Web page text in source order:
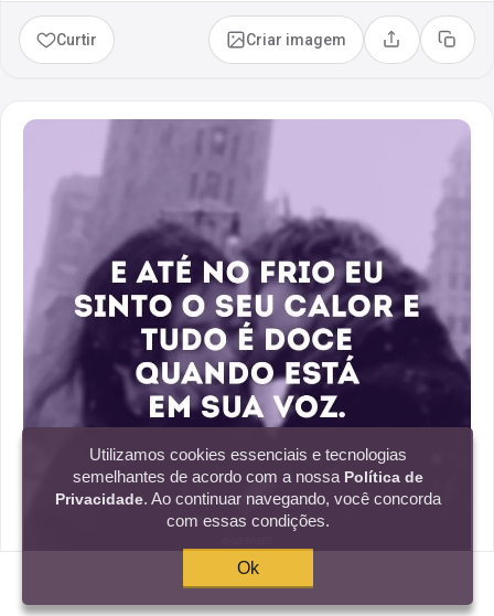
Curtir Criar imagem Compartilhar
Copiar
E até no frio eu sinto o seu calor e tudo é doce
Utilizamos cookies essenciais e tecnologias
semelhantes de acordo com a nossa Política de
Privacidade. Ao continuar navegando, você concorda
com essas condições.
Ok